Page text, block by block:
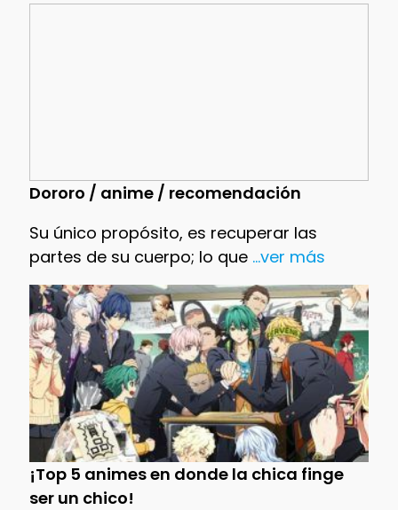
Dororo / anime / recomendación
Su único propósito, es recuperar las
partes de su cuerpo; lo que...ver más
¡Top 5 animes en donde la chica finge
ser un chico!